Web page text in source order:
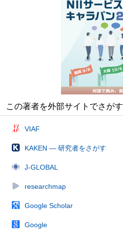
この著者を外部サイトでさがす
VIAF
KAKEN — 研究者をさがす
J-GLOBAL
researchmap
Google Scholar
Google